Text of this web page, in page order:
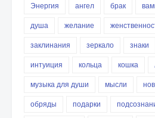
Энергия
ангел брак
душа
желание
заклинания
зеркало знаки
интуиция
кольца кошка
музыка для души
мысли
обряды
подарки